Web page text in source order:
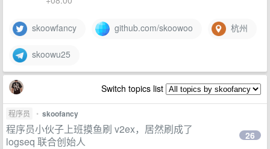
skoowfancy github.com/skoowoo 杭州
skoowu25
Switch topics list
程序员 • skoofancy
程序员小伙子上班摸鱼刷 v2ex，居然刷成了
logseq 联合创始人
26